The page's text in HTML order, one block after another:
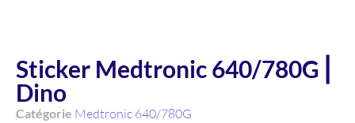
Sticker Medtronic 640/780G ⎜
Dino
Catégorie Medtronic 640/780G